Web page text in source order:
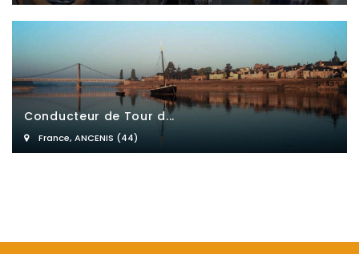
Conducteur de Tour d...
France, ANCENIS (44)